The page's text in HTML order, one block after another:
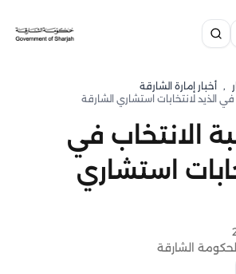
, أخبار إمارة الشارقة
نسبة الانتخاب في
استشاري
الشارقة